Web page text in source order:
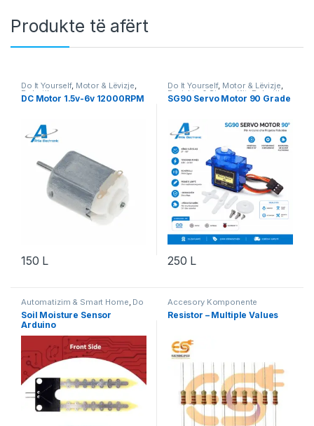
Produkte të afërt
Do It Yourself, Motor & Lëvizje,
Robotika
DC Motor 1.5v-6v 12000RPM
150 L
Do It Yourself, Motor & Lëvizje,
Projekte & Starter Kit ,Robotika
SG90 Servo Motor 90 Grade
250 L
Automatizim & Smart Home, Do
It Yourself ,Projekte & Starter Kit
Robotika
Soil Moisture Sensor
Arduino
Accesory Komponente
Elektronik Aksesorë Robotika
Do It Yourself,Komponente
Resistor – Multiple Values